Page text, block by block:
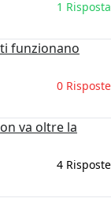
1 Risposta
funzionano
0 Risposte
va oltre la
4 Risposte